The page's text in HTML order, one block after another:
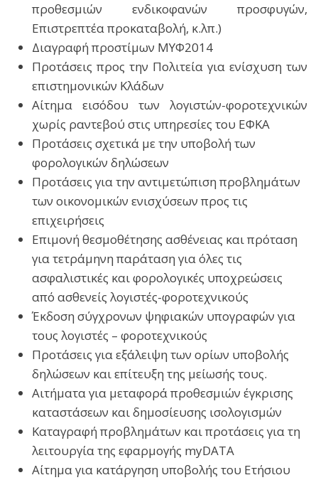
προθεσμιών ενδικοφανών προσφυγών,
Επιστρεπτέα προκαταβολή, κ.λπ.)
Διαγραφή προστίμων ΜΥΦ2014
Προτάσεις προς την Πολιτεία για ενίσχυση των
επιστημονικών Κλάδων
Αίτημα εισόδου των λογιστών-φοροτεχνικών
χωρίς ραντεβού στις υπηρεσίες του ΕΦΚΑ
Προτάσεις σχετικά με την υποβολή των
φορολογικών δηλώσεων
Προτάσεις για την αντιμετώπιση προβλημάτων
των οικονομικών ενισχύσεων προς τις
επιχειρήσεις
Επιμονή θεσμοθέτησης ασθένειας και πρόταση
για τετράμηνη παράταση για όλες τις
ασφαλιστικές και φορολογικές υποχρεώσεις
από ασθενείς λογιστές-φοροτεχνικούς
Έκδοση σύγχρονων ψηφιακών υπογραφών για
τους λογιστές – φοροτεχνικούς
Προτάσεις για εξάλειψη των ορίων υποβολής
δηλώσεων και επίτευξη της μείωσής τους.
Αιτήματα για μεταφορά προθεσμιών έγκρισης
καταστάσεων και δημοσίευσης ισολογισμών
Καταγραφή προβλημάτων και προτάσεις για τη
λειτουργία της εφαρμογής myDATA
Αίτημα για κατάργηση υποβολής του Ετήσιου